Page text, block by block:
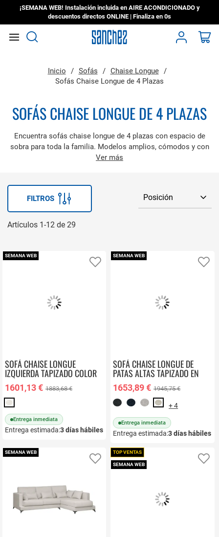
¡SEMANA WEB! Instalación incluida en AIRE ACONDICIONADO y
descuentos directos ONLINE | Finaliza en 0s
Inicio Sofás
Chaise Longue
Sofás Chaise Longue de 4 Plazas
SOFÁS CHAISE LONGUE DE 4 PLAZAS
Encuentra sofás chaise longue de 4 plazas con espacio de
sobra para toda la familia. Modelos amplios, cómodos y con
diseños que se adaptan a salones de cualquier estilo.
Ver más
FILTROS
Artículos 1-12 de 29
SEMANA WEB
Añadir a favoritos
SOFÁ CHAISE LONGUE
IZQUIERDA TAPIZADO COLOR
BLANCO ROTO MERCURY
1601,13 € 1883,68 €
Entrega inmediata
Entrega estimada:3días hábiles
SEMANA WEB
SOFÁ CHAISE LONGUE DE
PATAS ALTAS TAPIZADO EN
TELA DERECHA QUEEN
1653,89 € 1945,75 €
+ 4
Entrega inmediata
Entrega estimada:3días hábiles
SEMANA WEB
Añadir a favoritos
TOP VENTAS
SEMANA WEB